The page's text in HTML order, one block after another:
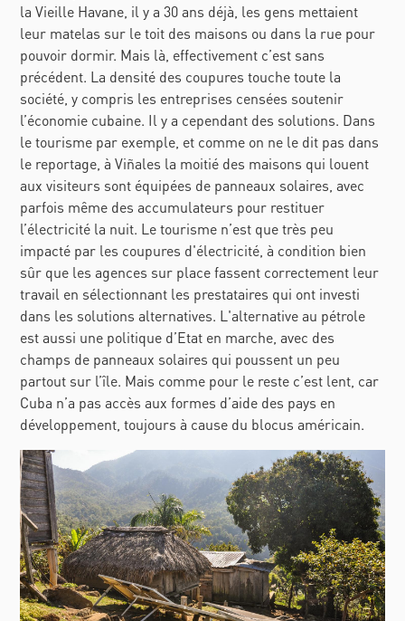
la Vieille Havane, il y a 30 ans déjà, les gens mettaient
leur matelas sur le toit des maisons ou dans la rue pour
pouvoir dormir. Mais là, effectivement c’est sans
précédent. La densité des coupures touche toute la
société, y compris les entreprises censées soutenir
l’économie cubaine. Il y a cependant des solutions. Dans
le tourisme par exemple, et comme on ne le dit pas dans
le reportage, à Viñales la moitié des maisons qui louent
aux visiteurs sont équipées de panneaux solaires, avec
parfois même des accumulateurs pour restituer
l’électricité la nuit. Le tourisme n’est que très peu
impacté par les coupures d'électricité, à condition bien
sûr que les agences sur place fassent correctement leur
travail en sélectionnant les prestataires qui ont investi
dans les solutions alternatives. L'alternative au pétrole
est aussi une politique d’Etat en marche, avec des
champs de panneaux solaires qui poussent un peu
partout sur l’île. Mais comme pour le reste c’est lent, car
Cuba n’a pas accès aux formes d’aide des pays en
développement, toujours à cause du blocus américain.